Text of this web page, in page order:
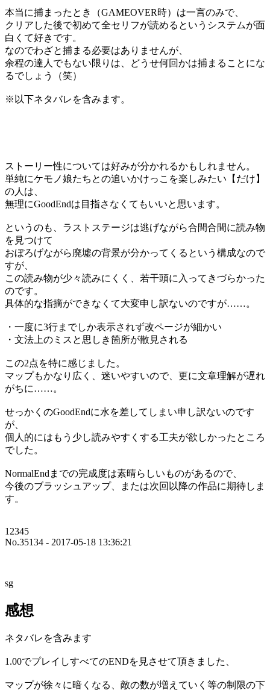
本当に捕まったとき（GAMEOVER時）は一言のみで、
クリアした後で初めて全セリフが読めるというシステムが面
白くて好きです。
なのでわざと捕まる必要はありませんが、
余程の達人でもない限りは、どうせ何回かは捕まることにな
るでしょう（笑）
※以下ネタバレを含みます。
ストーリー性については好みが分かれるかもしれません。
単純にケモノ娘たちとの追いかけっこを楽しみたい【だけ】
の人は、
無理にGoodEndは目指さなくてもいいと思います。
というのも、ラストステージは逃げながら合間合間に読み物
を見つけて
おぼろげながら廃墟の背景が分かってくるという構成なので
すが、
この読み物が少々読みにくく、若干頭に入ってきづらかった
のです。
具体的な指摘ができなくて大変申し訳ないのですが……。
・一度に3行までしか表示されず改ページが細かい
・文法上のミスと思しき箇所が散見される
この2点を特に感じました。
マップもかなり広く、迷いやすいので、更に文章理解が遅れ
がちに……。
せっかくのGoodEndに水を差してしまい申し訳ないのです
が、
個人的にはもう少し読みやすくする工夫が欲しかったところ
でした。
NormalEndまでの完成度は素晴らしいものがあるので、
今後のブラッシュアップ、または次回以降の作品に期待しま
す。
12345
No.35134 - 2017-05-18 13:36:21
sg
感想
ネタバレを含みます
1.00でプレイしすべてのENDを見させて頂きました、
マップが徐々に暗くなる、敵の数が増えていく等の制限の下